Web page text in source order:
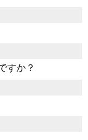
すか？